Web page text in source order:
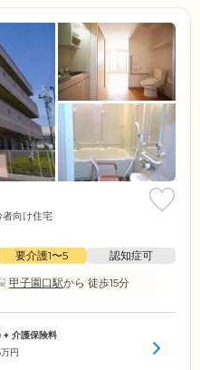
向け住宅
要介護1〜5
認知症可
甲子園口駅から 徒歩15分
+ 介護保険料
万円